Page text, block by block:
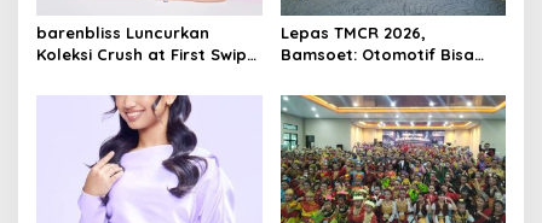
s
barenbliss Luncurkan
Koleksi Crush at First Swipe,
Premium dengan Inovasi
Transferproof dan Clean
Lepas TMCR 2026,
Bamsoet: Otomotif Bisa
Edukatif untuk Kenalkan
Jakarta